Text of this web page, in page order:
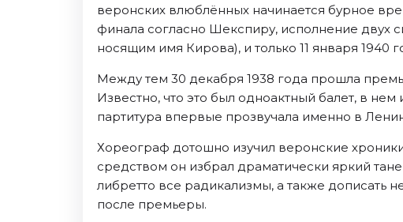
веронских влюблённых начинается бурное
финала согласно Шекспиру, исполнение двух
носящим имя Кирова), и только 11 января 1940
Между тем 30 декабря 1938 года прошла
Известно, что это был одноактный балет, в
партитура впервые прозвучала именно в
Хореограф дотошно изучил веронские
средством он избрал драматически яркий
либретто все радикализмы, а также дописать
после премьеры.